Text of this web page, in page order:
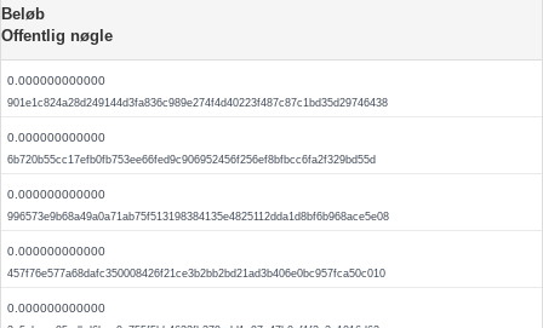
Beløb
Offentlig nøgle
0.000000000000
901e1c824a28d249144d3fa836c989e274f4d40223f487c87c1bd35d29746438
0.000000000000
6b720b55cc17efb0fb753ee66fed9c906952456f256ef8bfbcc6fa2f329bd55d
0.000000000000
996573e9b68a49a0a71ab75f513198384135e4825112dda1d8bf6b968ace5e08
0.000000000000
457f76e577a68dafc350008426f21ce3b2bb2bd21ad3b406e0bc957fca50c010
0.000000000000